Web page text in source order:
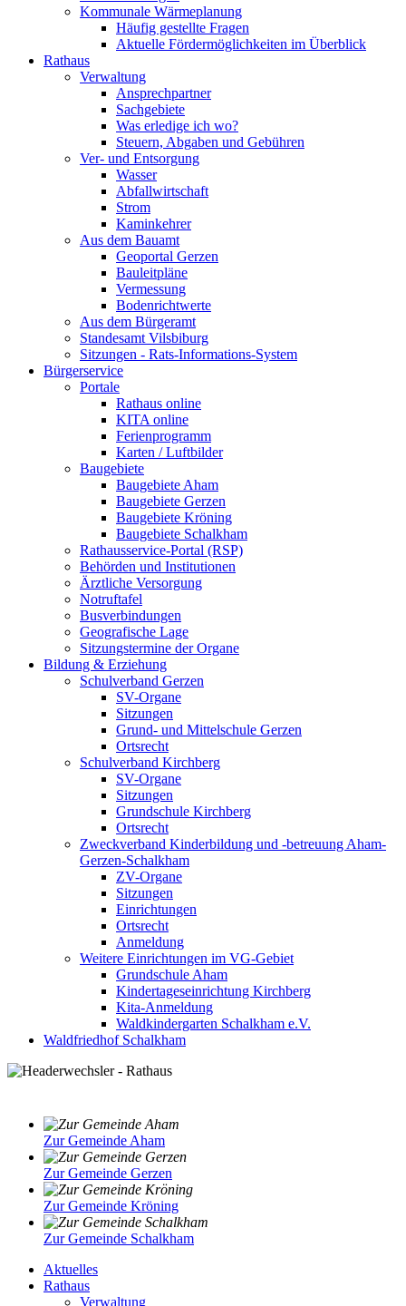
Kommunale Wärmeplanung
Häufig gestellte Fragen
Aktuelle Fördermöglichkeiten im Überblick
Rathaus
Verwaltung
Ansprechpartner
Sachgebiete
Was erledige ich wo?
Steuern, Abgaben und Gebühren
Ver- und Entsorgung
Wasser
Abfallwirtschaft
Strom
Kaminkehrer
Aus dem Bauamt
Geoportal Gerzen
Bauleitpläne
Vermessung
Bodenrichtwerte
Aus dem Bürgeramt
Standesamt Vilsbiburg
Sitzungen - Rats-Informations-System
Bürgerservice
Portale
Rathaus online
KITA online
Ferienprogramm
Karten / Luftbilder
Baugebiete
Baugebiete Aham
Baugebiete Gerzen
Baugebiete Kröning
Baugebiete Schalkham
Rathausservice-Portal (RSP)
Behörden und Institutionen
Ärztliche Versorgung
Notruftafel
Busverbindungen
Geografische Lage
Sitzungstermine der Organe
Bildung & Erziehung
Schulverband Gerzen
SV-Organe
Sitzungen
Grund- und Mittelschule Gerzen
Ortsrecht
Schulverband Kirchberg
SV-Organe
Sitzungen
Grundschule Kirchberg
Ortsrecht
Zweckverband Kinderbildung und -betreuung Aham-
Gerzen-Schalkham
ZV-Organe
Sitzungen
Einrichtungen
Ortsrecht
Anmeldung
Weitere Einrichtungen im VG-Gebiet
Grundschule Aham
Kindertageseinrichtung Kirchberg
Kita-Anmeldung
Waldkindergarten Schalkham e.V.
Waldfriedhof Schalkham
Zur Gemeinde Aham
Zur Gemeinde Gerzen
Zur Gemeinde Kröning
Zur Gemeinde Schalkham
Aktuelles
Rathaus
Verwaltung